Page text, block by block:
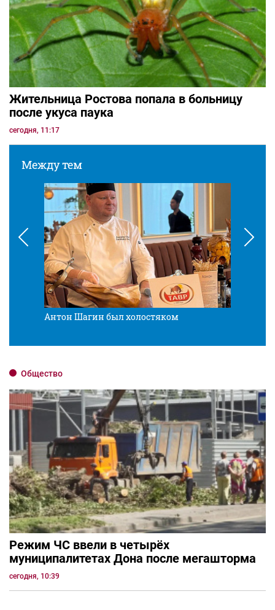
Жительница Ростова попала в больницу
после укуса паука
сегодня, 11:17
Между тем
Антон Шагин был холостяком
Общество
Режим ЧС ввели в четырёх
муниципалитетах Дона после мегашторма
сегодня, 10:39